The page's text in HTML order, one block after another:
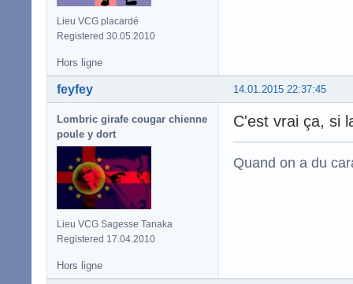
Lieu VCG placardé
Registered 30.05.2010
Hors ligne
14.01.2015 22:37:45
feyfey
Lombric girafe cougar chienne
poule y dort
Lieu VCG Sagesse Tanaka
Registered 17.04.2010
C'est vrai ça, si
Quand on a du
Hors ligne